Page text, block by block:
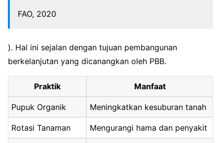
FAO, 2020
). Hal ini sejalan dengan tujuan pembangunan
berkelanjutan yang dicanangkan oleh PBB.
Praktik Manfaat
Pupuk Organik Meningkatkan kesuburan tanah
Rotasi Tanaman Mengurangi hama dan penyakit